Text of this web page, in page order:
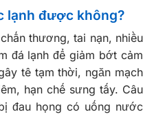
lạnh được không?
thương, tai nạn, nhiều
đá lạnh để giảm bớt cảm
tê tạm thời, ngăn mạch
hạn chế sưng tấy. Câu
đau họng có uống nước